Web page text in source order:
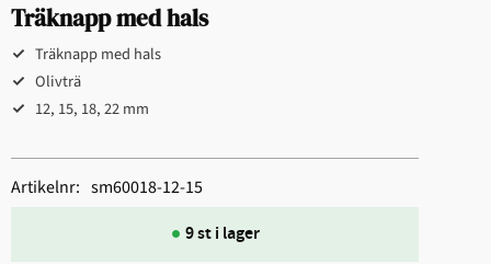
Träknapp med hals
Träknapp med hals
Olivträ
12, 15, 18, 22 mm
9 st i lager
Artikelnr sm60018-12-15